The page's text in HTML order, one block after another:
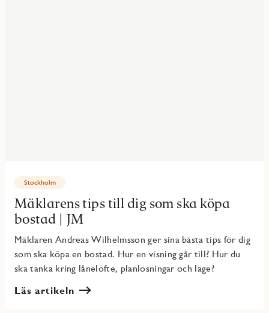
Stockholm
Mäklarens tips till dig som ska köpa
bostad | JM
Mäklaren Andreas Wilhelmsson ger sina bästa tips för dig
som ska köpa en bostad. Hur en visning går till? Hur du
ska tänka kring lånelöfte, planlösningar och läge?
Läs artikeln